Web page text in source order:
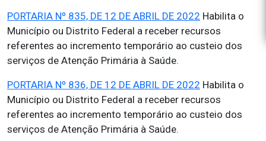
PORTARIA Nº 835, DE 12 DE ABRIL DE 2022 Habilita o
Município ou Distrito Federal a receber recursos
referentes ao incremento temporário ao custeio dos
serviços de Atenção Primária à Saúde.
PORTARIA Nº 836, DE 12 DE ABRIL DE 2022 Habilita o
Município ou Distrito Federal a receber recursos
referentes ao incremento temporário ao custeio dos
serviços de Atenção Primária à Saúde.